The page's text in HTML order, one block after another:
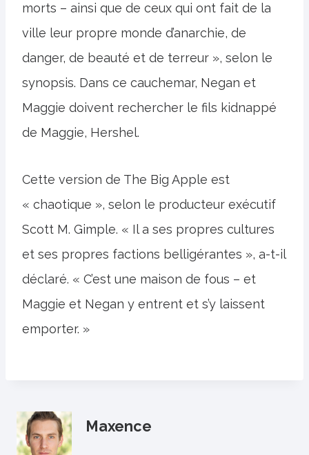
morts – ainsi que de ceux qui ont fait de la
ville leur propre monde d’anarchie, de
danger, de beauté et de terreur », selon le
synopsis. Dans ce cauchemar, Negan et
Maggie doivent rechercher le fils kidnappé
de Maggie, Hershel.
Cette version de The Big Apple est
« chaotique », selon le producteur exécutif
Scott M. Gimple. « Il a ses propres cultures
et ses propres factions belligérantes », a-t-il
déclaré. « C’est une maison de fous – et
Maggie et Negan y entrent et s’y laissent
emporter. »
Maxence